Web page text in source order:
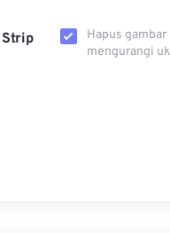
Hapus
mengurangi